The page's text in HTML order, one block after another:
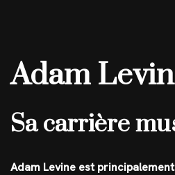
Adam
Sa carrière
Adam Levine est